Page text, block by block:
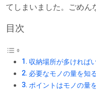
てしまいました。ごめん
目次
収納場所が多ければ
必要なモノの量を知
ポイントはモノの量